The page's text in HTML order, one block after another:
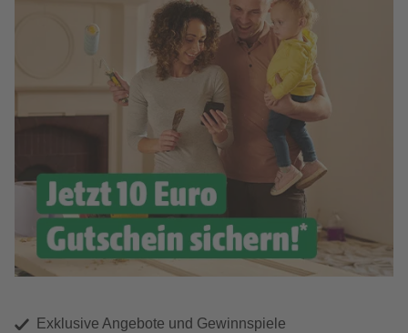
Exklusive Angebote und Gewinnspiele